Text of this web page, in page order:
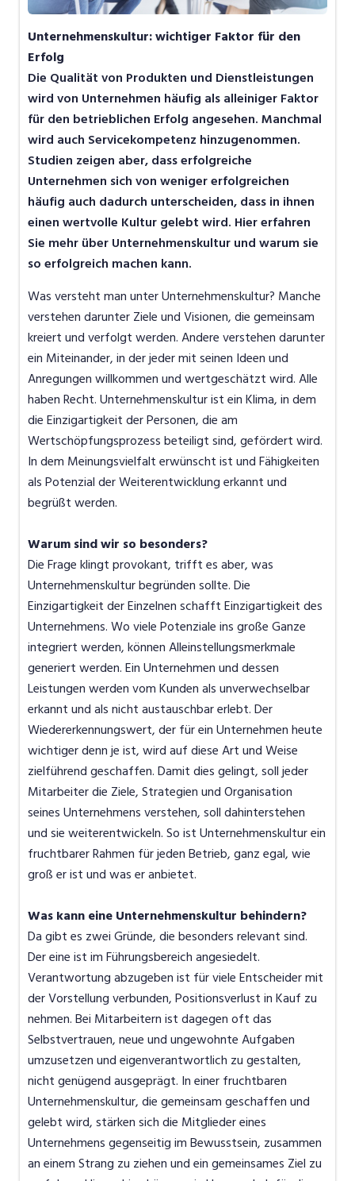
Unternehmenskultur: wichtiger Faktor für den
Erfolg
Die Qualität von Produkten und Dienstleistungen
wird von Unternehmen häufig als alleiniger Faktor
für den betrieblichen Erfolg angesehen. Manchmal
wird auch Servicekompetenz hinzugenommen.
Studien zeigen aber, dass erfolgreiche
Unternehmen sich von weniger erfolgreichen
häufig auch dadurch unterscheiden, dass in ihnen
einen wertvolle Kultur gelebt wird. Hier erfahren
Sie mehr über Unternehmenskultur und warum sie
so erfolgreich machen kann.
Was versteht man unter Unternehmenskultur? Manche
verstehen darunter Ziele und Visionen, die gemeinsam
kreiert und verfolgt werden. Andere verstehen darunter
ein Miteinander, in der jeder mit seinen Ideen und
Anregungen willkommen und wertgeschätzt wird. Alle
haben Recht. Unternehmenskultur ist ein Klima, in dem
die Einzigartigkeit der Personen, die am
Wertschöpfungsprozess beteiligt sind, gefördert wird.
In dem Meinungsvielfalt erwünscht ist und Fähigkeiten
als Potenzial der Weiterentwicklung erkannt und
begrüßt werden.
Warum sind wir so besonders?
Die Frage klingt provokant, trifft es aber, was
Unternehmenskultur begründen sollte. Die
Einzigartigkeit der Einzelnen schafft Einzigartigkeit des
Unternehmens. Wo viele Potenziale ins große Ganze
integriert werden, können Alleinstellungsmerkmale
generiert werden. Ein Unternehmen und dessen
Leistungen werden vom Kunden als unverwechselbar
erkannt und als nicht austauschbar erlebt. Der
Wiedererkennungswert, der für ein Unternehmen heute
wichtiger denn je ist, wird auf diese Art und Weise
zielführend geschaffen. Damit dies gelingt, soll jeder
Mitarbeiter die Ziele, Strategien und Organisation
seines Unternehmens verstehen, soll dahinterstehen
und sie weiterentwickeln. So ist Unternehmenskultur ein
fruchtbarer Rahmen für jeden Betrieb, ganz egal, wie
groß er ist und was er anbietet.
Was kann eine Unternehmenskultur behindern?
Da gibt es zwei Gründe, die besonders relevant sind.
Der eine ist im Führungsbereich angesiedelt.
Verantwortung abzugeben ist für viele Entscheider mit
der Vorstellung verbunden, Positionsverlust in Kauf zu
nehmen. Bei Mitarbeitern ist dagegen oft das
Selbstvertrauen, neue und ungewohnte Aufgaben
umzusetzen und eigenverantwortlich zu gestalten,
nicht genügend ausgeprägt. In einer fruchtbaren
Unternehmenskultur, die gemeinsam geschaffen und
gelebt wird, stärken sich die Mitglieder eines
Unternehmens gegenseitig im Bewusstsein, zusammen
an einem Strang zu ziehen und ein gemeinsames Ziel zu